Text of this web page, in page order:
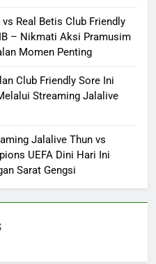
Real Betis Club Friendly
– Nikmati Aksi Pramusim
Momen Penting
Club Friendly Sore Ini
Streaming Jalalive
Jalalive Thun vs
UEFA Dini Hari Ini
Sarat Gengsi